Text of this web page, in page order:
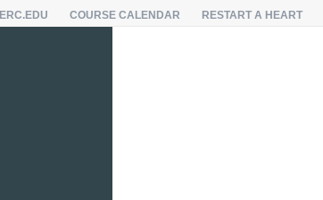
ERC.EDU COURSE CALENDAR RESTART A HEART